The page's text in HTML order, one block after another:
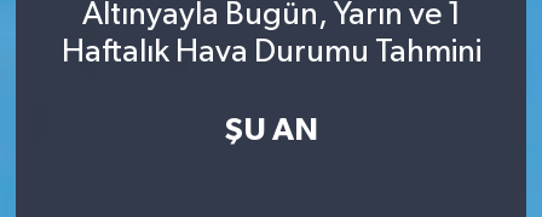
Altınyayla Bugün, Yarın ve 1
Haftalık Hava Durumu Tahmini
ŞU AN
Spor
TFF 3.Lig 4.Grup Puan Durumu ve Fikstür